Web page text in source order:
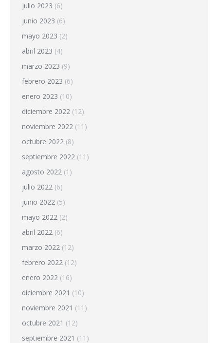
julio 2023 (6)
junio 2023 (6)
mayo 2023 (2)
abril 2023 (4)
marzo 2023 (9)
febrero 2023 (6)
enero 2023 (10)
diciembre 2022 (12)
noviembre 2022 (11)
octubre 2022 (8)
septiembre 2022 (11)
agosto 2022 (1)
julio 2022 (6)
junio 2022 (5)
mayo 2022 (2)
abril 2022 (6)
marzo 2022 (12)
febrero 2022 (12)
enero 2022 (16)
diciembre 2021 (10)
noviembre 2021 (11)
octubre 2021 (12)
septiembre 2021 (11)